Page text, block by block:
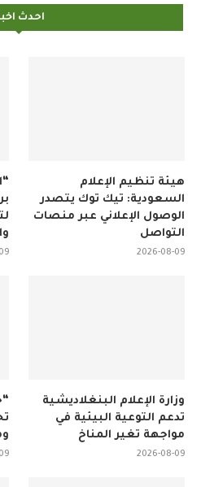
احدث
هيئة تنظيم الإعلام
السعودية: تيك توك يتصدر
الوصول الإعلاني عبر منصات
التواصل
2026-08-09
وزارة الإعلام البنغلاديشية
تدعم التوعية البيئية في
مواجهة تغير المناخ
2026-08-09